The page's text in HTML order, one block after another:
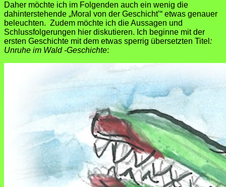
Daher möchte ich im Folgenden auch ein wenig die
dahinterstehende „Moral von der Geschicht’“ etwas genauer
beleuchten. Zudem möchte ich die Aussagen und
Schlussfolgerungen hier diskutieren. Ich beginne mit der
ersten Geschichte mit dem etwas sperrig übersetzten Titel :
Unruhe im Wald -Geschichte: